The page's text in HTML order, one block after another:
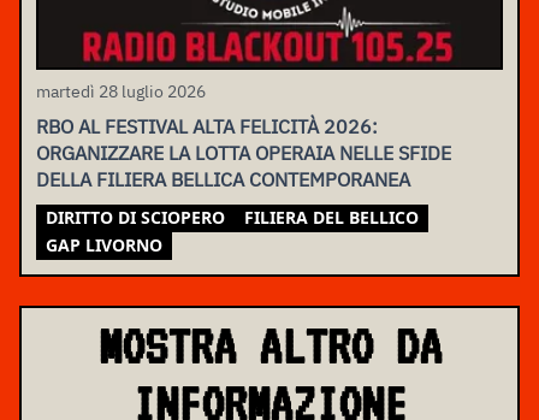
martedì 28 luglio 2026
RBO AL FESTIVAL ALTA FELICITÀ 2026:
ORGANIZZARE LA LOTTA OPERAIA NELLE SFIDE
DELLA FILIERA BELLICA CONTEMPORANEA
DIRITTO DI SCIOPERO
FILIERA DEL BELLICO
GAP LIVORNO
MOSTRA ALTRO DA
INFORMAZIONE